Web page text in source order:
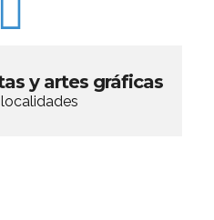
y artes gráficas